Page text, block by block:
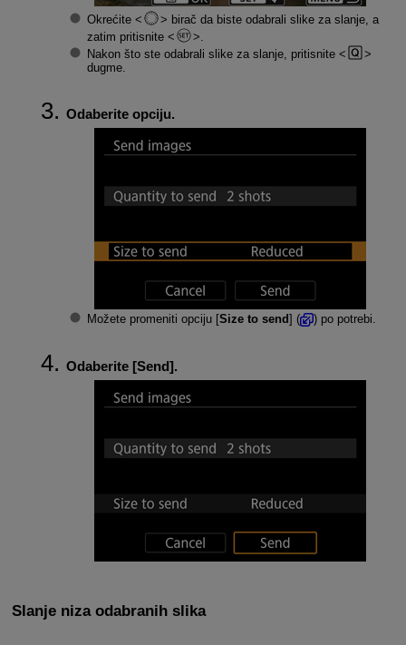
Okrećite
birač da biste odabrali slike za slanje, a
zatim pritisnite
.
Nakon što ste odabrali slike za slanje, pritisnite
dugme.
Odaberite opciju.
Možete promeniti opciju [Size to send] ( ) po potrebi.
Odaberite [Send].
Slanje niza odabranih slika